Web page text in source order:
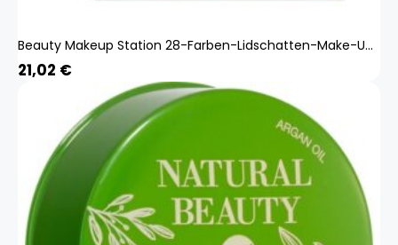
Beauty Makeup Station 28-Farben-Lidschatten-Make-Up-Teller, Matt, Perlmuttartig, Kartoffelpüree, Chamäleon-Lidschatten
21,02 €